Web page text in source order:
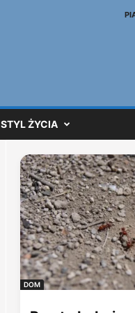
STYL ŻYCIA
DOM